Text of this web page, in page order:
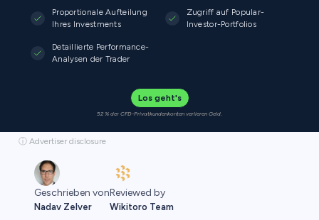
Proportionale Aufteilung
Ihres Investments
Zugriff auf Popular-
Investor-Portfolios
Detaillierte Performance-
Analysen der Trader
Los geht's
52 % der CFD-Privatkundenkonten verlieren Geld.
ⓘ Advertiser disclosure
Geschrieben von
Nadav Zelver
Reviewed by
Wikitoro Team